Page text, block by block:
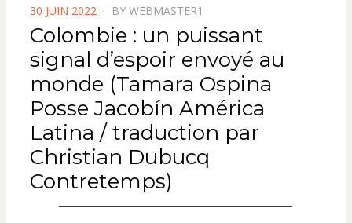
POSTED
ON
30 JUIN 2022 BY WEBMASTER1
Colombie : un puissant
signal d’espoir envoyé au
monde (Tamara Ospina
Posse Jacobín América
Latina / traduction par
Christian Dubucq
Contretemps)